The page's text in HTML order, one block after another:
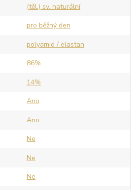
(těl.) sv. naturální
pro běžný den
polyamid / elastan
86%
14%
Ano
Ano
Ne
Ne
Ne